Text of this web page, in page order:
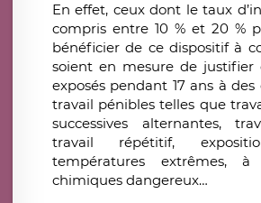
En effet, ceux dont le taux
compris entre 10 % et 20 %
bénéficier de ce dispositif à
soient en mesure de justifier
exposés pendant 17 ans à
travail pénibles telles que
successives alternantes,
travail répétitif,
températures extrêmes,
chimiques dangereux…